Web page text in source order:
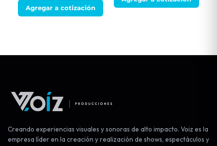
Agregar a cotización
Creando experiencias visuales y sonoras de alto impacto. Voiz es la
empresa líder en la creación y realización de shows, espectáculos y